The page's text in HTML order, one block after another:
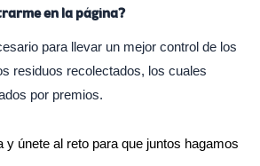
en la página?
para llevar un mejor control de los
residuos recolectados, los cuales
por premios.
y únete al reto para que juntos hagamos